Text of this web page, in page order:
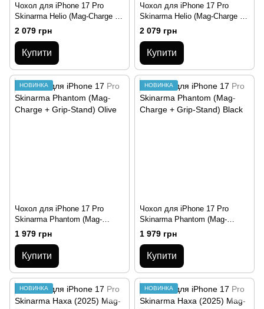
Чохол для iPhone 17 Pro
Skinarma Helio (Mag-Charge +
Grip-Stand) Orange
2 079 грн
Купити
Чохол для iPhone 17 Pro
Skinarma Helio (Mag-Charge +
Grip-Stand) Graphite
2 079 грн
Купити
НОВИНКА
Чохол для iPhone 17 Pro
Skinarma Phantom (Mag-
Charge + Grip-Stand) Olive
1 979 грн
Купити
НОВИНКА
Чохол для iPhone 17 Pro
Skinarma Phantom (Mag-
Charge + Grip-Stand) Black
1 979 грн
Купити
НОВИНКА НОВИНКА